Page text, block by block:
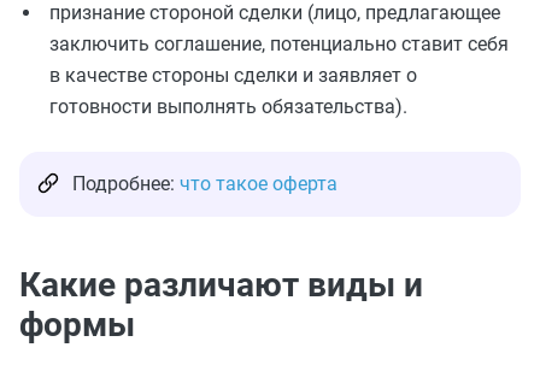
признание стороной сделки (лицо, предлагающее
заключить соглашение, потенциально ставит себя
в качестве стороны сделки и заявляет о
готовности выполнять обязательства).
Подробнее: что такое оферта
Какие различают виды и
формы